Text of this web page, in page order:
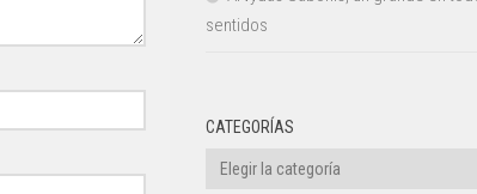
sentidos
CATEGORÍAS
Categorías